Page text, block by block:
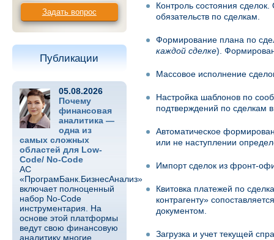
Задать вопрос
Публикации
05.08.2026
Почему
финансовая
аналитика —
одна из
самых сложных
областей для Low-
Code/ No-Code
АС
«ПрограмБанк.БизнесАнализ»
включает полноценный
набор No-Code
инструментария. На
основе этой платформы
ведут свою финансовую
аналитику многие
Контроль состояния
обязательств по сделкам.
Формирование плана по
каждой сделке).
Массовое исполнение
Настройка шаблонов по
подтверждений по сделкам
Автоматическое
или не наступлении
Импорт сделок из фронт-
Квитовка платежей по
контрагенту»
документом.
Загрузка и учет текущей